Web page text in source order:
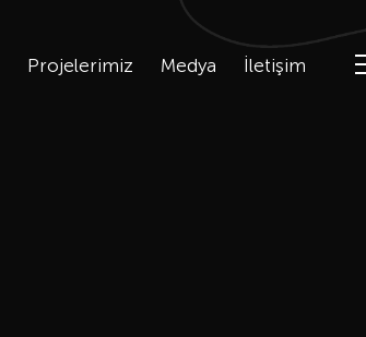
Projelerimiz Medya İletişim